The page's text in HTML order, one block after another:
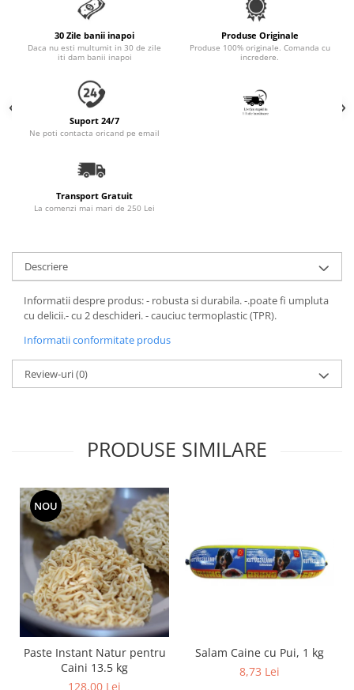
Accesorii Auto & Bicicletă
Accesorii Acasă și Mobilier
Dresaj & Sport
30 Zile banii inapoi
Daca nu esti multumit in 30 de zile
iti dam banii inapoi
Produse Originale
Produse 100% originale. Comanda cu
incredere.
Suport 24/7
Ne poti contacta oricand pe email
Transport Gratuit
La comenzi mai mari de 250 Lei
Descriere
Informatii despre produs: - robusta si durabila. -.poate fi umpluta
cu delicii.- cu 2 deschideri. - cauciuc termoplastic (TPR).
Informatii conformitate produs
Review-uri(0)
PRODUSE SIMILARE
NOU
Paste Instant Natur pentru
Caini 13.5 kg
128,00 Lei
Salam Caine cu Pui, 1 kg
8,73 Lei